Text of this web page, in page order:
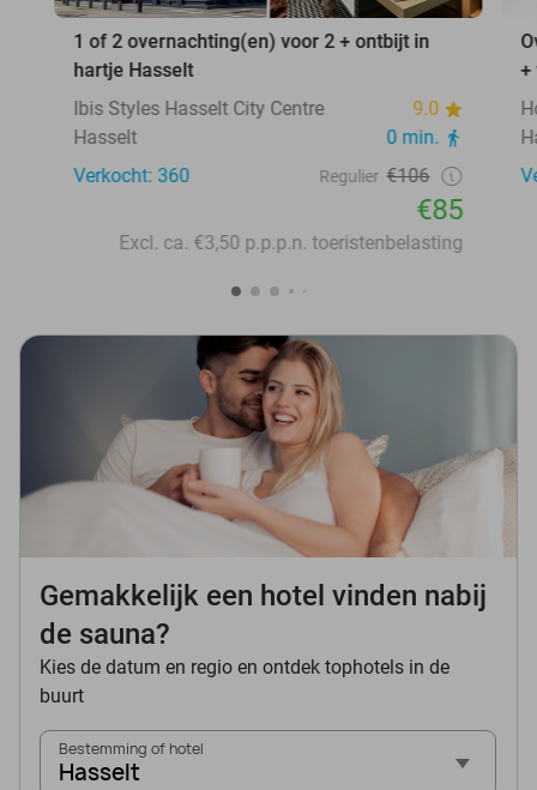
1 of 2 overnachting(en) voor 2 + ontbijt in
hartje Hasselt
Ibis Styles Hasselt City Centre
9.0
Hasselt
0 min.
Verkocht: 360
Regulier €106
€85
Excl. ca. €3,50 p.p.p.n. toeristenbelasting
+
Gemakkelijk een hotel vinden nabij
de sauna?
Kies de datum en regio en ontdek tophotels in de
buurt
Bestemming of hotel
Hasselt